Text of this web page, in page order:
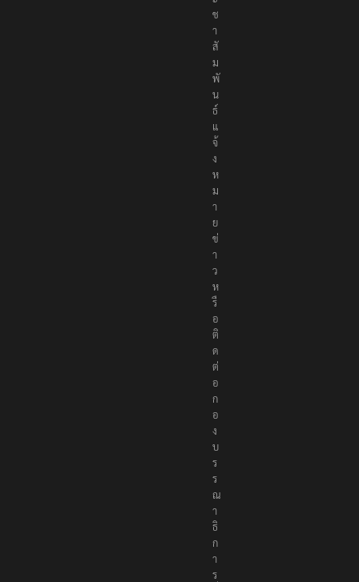
ะ
ช
า
สั
ม
พั
น
ธ์
แ
จ้
ง
ห
ม
า
ย
ข่
า
ว
ห
รื
อ
ติ
ด
ต่
อ
ก
อ
ง
บ
ร
ร
ณ
า
ธิ
ก
า